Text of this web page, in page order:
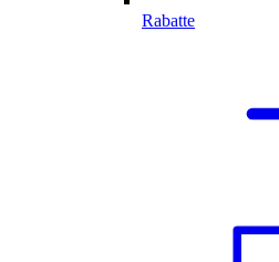
Rabatte